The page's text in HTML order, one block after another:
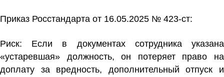
Приказ Росстандарта от 16.05.2025 № 423-ст:
Риск: Если в документах сотрудника указана
«устаревшая» должность, он потеряет право на
доплату за вредность, дополнительный отпуск и